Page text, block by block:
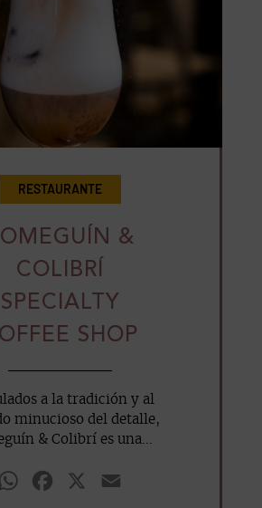
RESTAURANTE
&
COLIBRÍ
SPECIALTY
SHOP
a la tradición y al
minucioso del detalle,
& Colibrí es una...
WhatsAppFacebook